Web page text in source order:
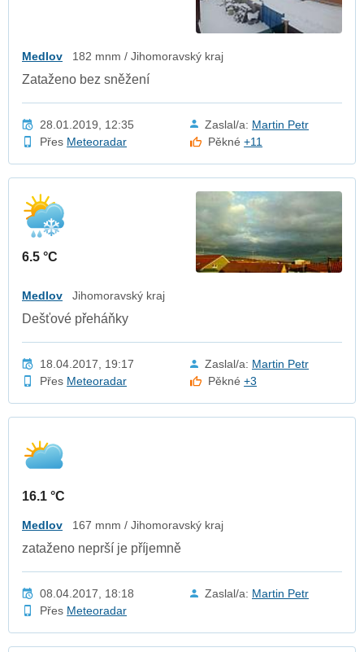
Medlov 182 mnm / Jihomoravský kraj
Zataženo bez sněžení
28.01.2019, 12:35 Zaslal/a: Martin Petr
Přes Meteoradar Pěkné+11
6.5 °C
Medlov Jihomoravský kraj
Dešťové přeháňky
18.04.2017, 19:17 Zaslal/a: Martin Petr
Přes Meteoradar Pěkné+3
16.1 °C
Medlov 167 mnm / Jihomoravský kraj
zataženo neprší je příjemně
08.04.2017, 18:18 Zaslal/a: Martin Petr
Přes Meteoradar